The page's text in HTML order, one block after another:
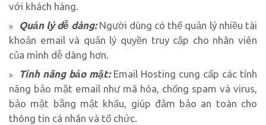
với khách hàng.
Quản lý dễ dàng:Người dùng có thể quản lý nhiều tài
khoản email và quản lý quyền truy cập cho nhân viên
của mình dễ dàng hơn.
Tính năng bảo mật:Email Hosting cung cấp các tính
năng bảo mật email như mã hóa, chống spam và virus,
bảo mật bằng mật khẩu, giúp đảm bảo an toàn cho
thông tin cá nhân và tổ chức.